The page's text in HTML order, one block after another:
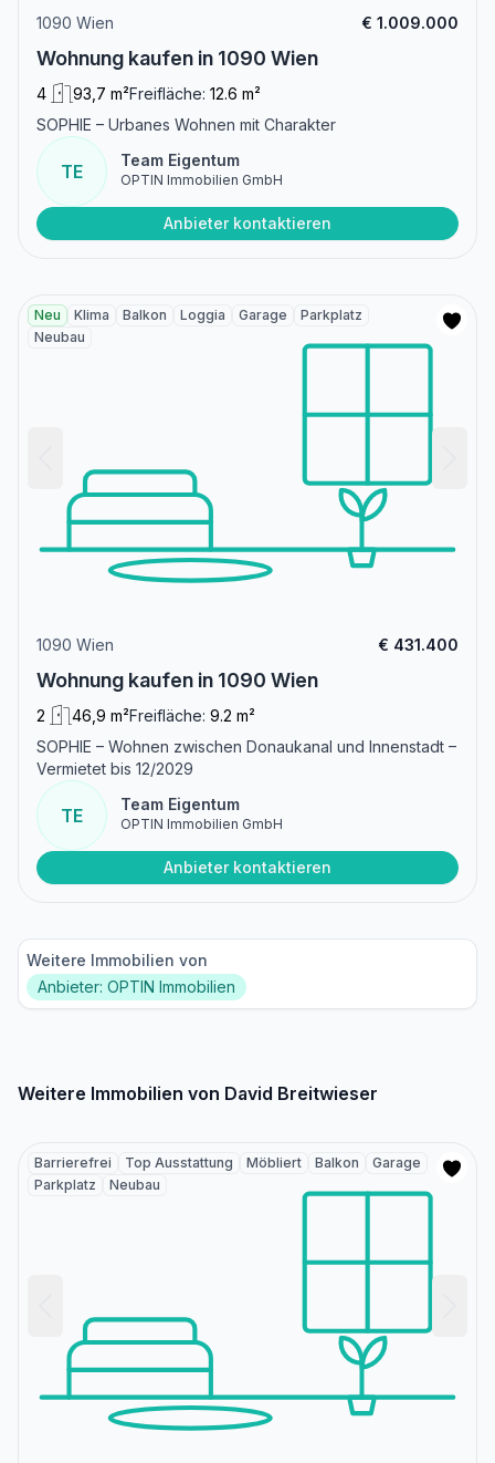
1090 Wien € 1.009.000
Wohnung kaufen in 1090 Wien
4 93,7 m²Freifläche: 12.6 m²
SOPHIE – Urbanes Wohnen mit Charakter
TE
Team Eigentum
OPTIN Immobilien GmbH
Anbieter kontaktieren
Neu Klima Balkon Loggia Garage
Parkplatz
Neubau
1090 Wien € 431.400
Wohnung kaufen in 1090 Wien
2 46,9 m²Freifläche: 9.2 m²
SOPHIE – Wohnen zwischen Donaukanal und Innenstadt –
Vermietet bis 12/2029
TE
Team Eigentum
OPTIN Immobilien GmbH
Anbieter kontaktieren
Weitere Immobilien von
Anbieter: OPTIN Immobilien
Weitere Immobilien von David Breitwieser
Barrierefrei Top Ausstattung Möbliert Balkon
Garage
Parkplatz
Neubau